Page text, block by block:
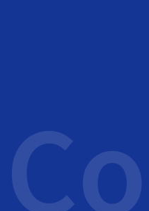
イエンス All rights reserved.